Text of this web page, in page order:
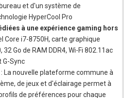
et d'un système de
HyperCool Pro
à une expérience gaming hors
Core i7-8750H, carte graphique
32 Go de RAM DDR4, Wi-Fi 802.11ac
G-Sync
: La nouvelle plateforme commune à
de jeux et d'éclairage permet à
de préférences pour chaque